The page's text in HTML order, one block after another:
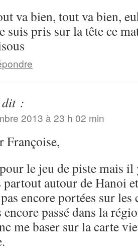
va bien, tout va bien,
suis pris sur la tête ce
dit :
2013 à 23 h 02 min
Françoise,
le jeu de piste mais il
autour de Hanoi
encore portées sur
encore passé dans la
me baser sur la carte